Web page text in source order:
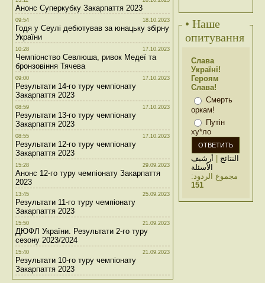
Анонс Суперкубку Закарпаття 2023
09:54 18.10.2023
Годя у Сеулі дебютував за юнацьку збірну
України
10:28 17.10.2023
Чемпіонство Севлюша, ривок Медеї та
бронзовіння Тячева
09:00 17.10.2023
Результати 14-го туру чемпіонату
Закарпаття 2023
08:59 17.10.2023
Результати 13-го туру чемпіонату
Закарпаття 2023
08:55 17.10.2023
Результати 12-го туру чемпіонату
Закарпаття 2023
15:28 29.09.2023
Анонс 12-го туру чемпіонату Закарпаття
2023
13:45 25.09.2023
Результати 11-го туру чемпіонату
Закарпаття 2023
15:50 21.09.2023
ДЮФЛ України. Результати 2-го туру
сезону 2023/2024
15:40 21.09.2023
Результати 10-го туру чемпіонату
Закарпаття 2023
• Наше
опитування
Слава
Україні!
Героям
Слава!
Смерть
оркам!
Путін
ху*ло
النتائج | أرشيف
الأسئلة
مجموع الردود:
151